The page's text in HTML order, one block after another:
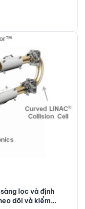
lọc và định
dõi và kiểm